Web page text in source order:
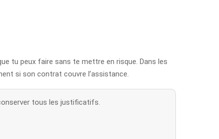
tu peux faire sans te mettre en risque. Dans les
si son contrat couvre l’assistance.
tous les justificatifs.